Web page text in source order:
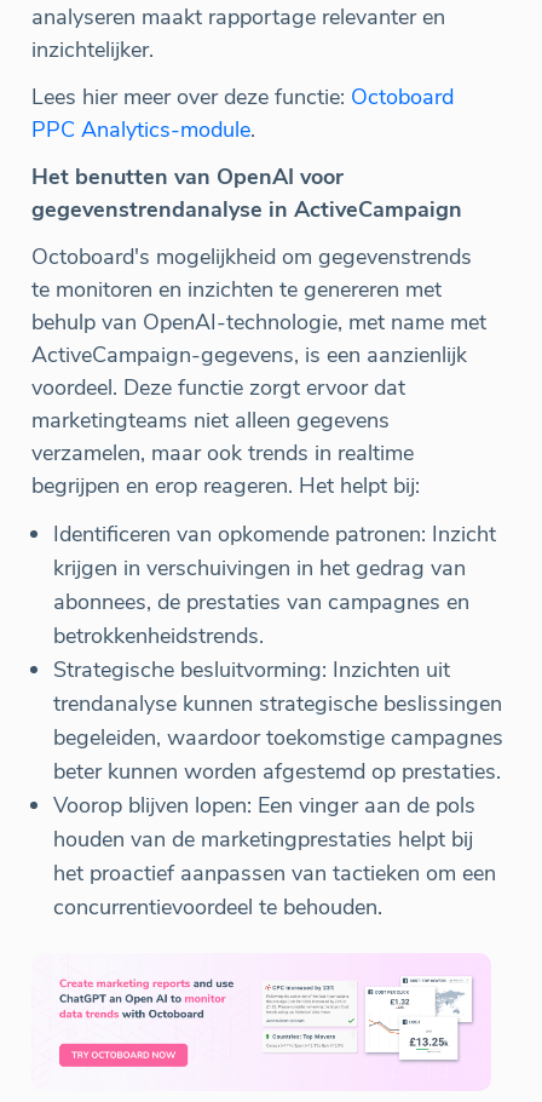
analyseren maakt rapportage relevanter en
inzichtelijker.
Lees hier meer over deze functie: Octoboard
PPC Analytics-module.
Het benutten van OpenAI voor
gegevenstrendanalyse in ActiveCampaign
Octoboard's mogelijkheid om gegevenstrends
te monitoren en inzichten te genereren met
behulp van OpenAI-technologie, met name met
ActiveCampaign-gegevens, is een aanzienlijk
voordeel. Deze functie zorgt ervoor dat
marketingteams niet alleen gegevens
verzamelen, maar ook trends in realtime
begrijpen en erop reageren. Het helpt bij:
Identificeren van opkomende patronen: Inzicht
krijgen in verschuivingen in het gedrag van
abonnees, de prestaties van campagnes en
betrokkenheidstrends.
Strategische besluitvorming: Inzichten uit
trendanalyse kunnen strategische beslissingen
begeleiden, waardoor toekomstige campagnes
beter kunnen worden afgestemd op prestaties.
Voorop blijven lopen: Een vinger aan de pols
houden van de marketingprestaties helpt bij
het proactief aanpassen van tactieken om een
concurrentievoordeel te behouden.